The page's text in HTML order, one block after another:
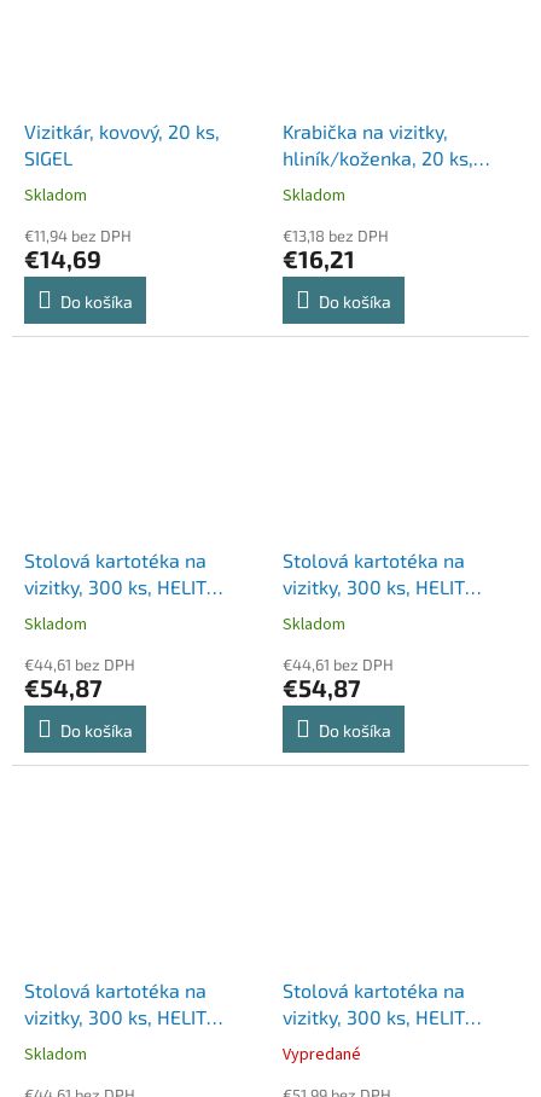
Vizitkár, kovový, 20 ks,
SIGEL
Skladom
€11,94 bez DPH
€14,69
Do košíka
Krabička na vizitky,
hliník/koženka, 20 ks,
SIGEL
Skladom
€13,18 bez DPH
€16,21
Do košíka
Stolová kartotéka na
vizitky, 300 ks, HELIT
"Linear", čierna
Skladom
€44,61 bez DPH
€54,87
Do košíka
Stolová kartotéka na
vizitky, 300 ks, HELIT
"Linear", modrá
Skladom
€44,61 bez DPH
€54,87
Do košíka
Stolová kartotéka na
vizitky, 300 ks, HELIT
"Linear", sivá
Skladom
Stolová kartotéka na
vizitky, 300 ks, HELIT
"Silver", strieborná
Vypredané